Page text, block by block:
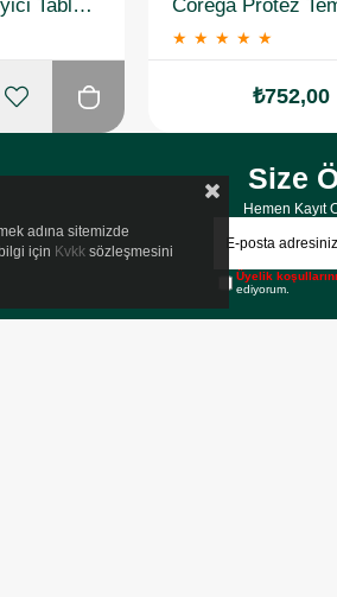
Corega Protez Temizleyici Tablet 30LU + Protez Yapiştirici Ferahlatici 40 gr
★ ★ ★ ★ ★
₺752,00
Size
Hemen Kayıt
Üyelik koşullarını
ediyorum.
adına sitemizde
için Kvkk sözleşmesini